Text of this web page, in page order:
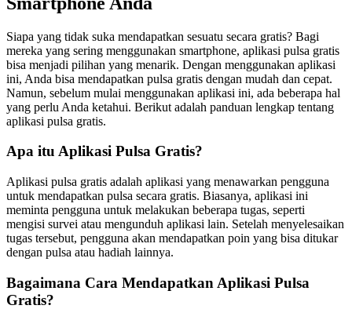
Siapa yang tidak suka mendapatkan sesuatu secara gratis? Bagi
mereka yang sering menggunakan smartphone, aplikasi pulsa gratis
bisa menjadi pilihan yang menarik. Dengan menggunakan aplikasi
ini, Anda bisa mendapatkan pulsa gratis dengan mudah dan cepat.
Namun, sebelum mulai menggunakan aplikasi ini, ada beberapa hal
yang perlu Anda ketahui. Berikut adalah panduan lengkap tentang
aplikasi pulsa gratis.
Apa itu Aplikasi Pulsa Gratis?
Aplikasi pulsa gratis adalah aplikasi yang menawarkan pengguna
untuk mendapatkan pulsa secara gratis. Biasanya, aplikasi ini
meminta pengguna untuk melakukan beberapa tugas, seperti
mengisi survei atau mengunduh aplikasi lain. Setelah menyelesaikan
tugas tersebut, pengguna akan mendapatkan poin yang bisa ditukar
dengan pulsa atau hadiah lainnya.
Bagaimana Cara Mendapatkan Aplikasi Pulsa
Gratis?